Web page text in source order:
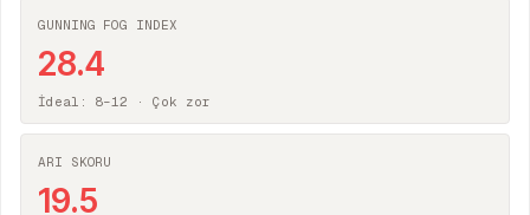
GUNNING FOG INDEX
28.4
İdeal: 8–12 · Çok zor
ARI SKORU
19.5